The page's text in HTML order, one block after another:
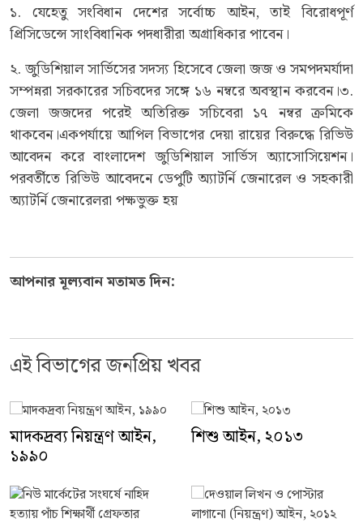
১. যেহেতু সংবিধান দেশের সর্বোচ্চ আইন, তাই বিরোধপূর্ণ
প্রিসিডেন্সে সাংবিধানিক পদধারীরা অগ্রাধিকার পাবেন।
২. জুডিশিয়াল সার্ভিসের সদস্য হিসেবে জেলা জজ ও সমপদমর্যাদা
সম্পন্নরা সরকারের সচিবদের সঙ্গে ১৬ নম্বরে অবস্থান করবেন।৩.
জেলা জজদের পরেই অতিরিক্ত সচিবেরা ১৭ নম্বর ক্রমিকে
থাকবেন।একপর্যায়ে আপিল বিভাগের দেয়া রায়ের বিরুদ্ধে রিভিউ
আবেদন করে বাংলাদেশ জুডিশিয়াল সার্ভিস অ্যাসোসিয়েশন।
পরবর্তীতে রিভিউ আবেদনে ডেপুটি অ্যাটর্নি জেনারেল ও সহকারী
অ্যাটর্নি জেনারেলরা পক্ষভুক্ত হয়
আপনার মূল্যবান মতামত দিন:
এই বিভাগের জনপ্রিয় খবর
মাদকদ্রব্য নিয়ন্ত্রণ আইন,
১৯৯০
শিশু আইন, ২০১৩